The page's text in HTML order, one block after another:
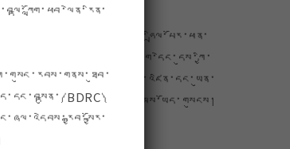
རྩ་ཆེ་བའི་ཆོས་དང་རིག་གཞུང་ཞིག་དེང་དུས་ཀྱི་